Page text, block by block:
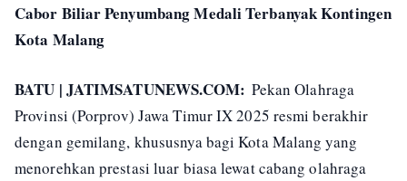
Cabor Biliar Penyumbang Medali Terbanyak Kontingen
Kota Malang
BATU | JATIMSATUNEWS.COM: Pekan Olahraga
Provinsi (Porprov) Jawa Timur IX 2025 resmi berakhir
dengan gemilang, khususnya bagi Kota Malang yang
menorehkan prestasi luar biasa lewat cabang olahraga